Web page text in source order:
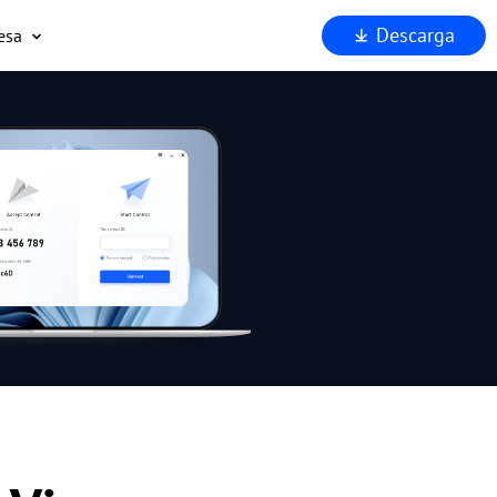
¿Por qué AnyViewer?
Descarga